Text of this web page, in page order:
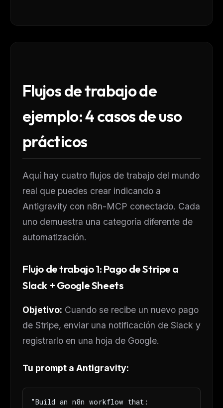
Flujos de trabajo de
ejemplo: 4 casos de uso
prácticos
Aquí hay cuatro flujos de trabajo del mundo
real que puedes crear indicando a
Antigravity con n8n-MCP conectado. Cada
uno demuestra una categoría diferente de
automatización.
Flujo de trabajo 1: Pago de Stripe a
Slack + Google Sheets
Objetivo: Cuando se recibe un nuevo pago
de Stripe, enviar una notificación de Slack y
registrarlo en una hoja de Google.
Tu prompt a Antigravity:
"Build an n8n workflow that: